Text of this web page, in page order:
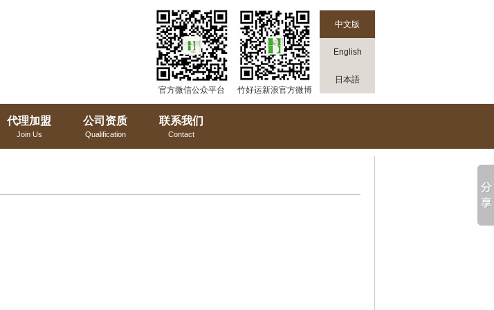
官方微信公众平台 竹好运新浪官方微博
中文版
English
日本語
代理加盟
Join Us
公司资质
Qualification
联系我们
Contact